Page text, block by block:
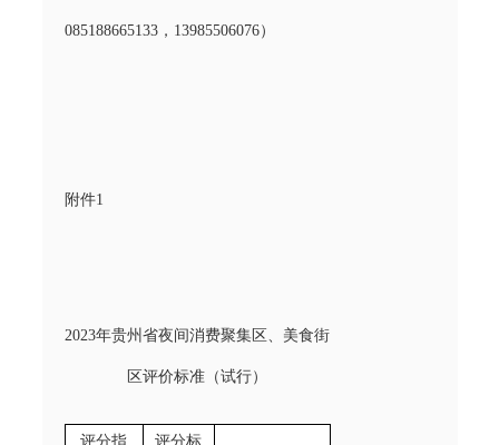
085188665133，13985506076）
附件1
2023年贵州省夜间消费聚集区、美食街
区评价标准（试行）
评分指 评分标